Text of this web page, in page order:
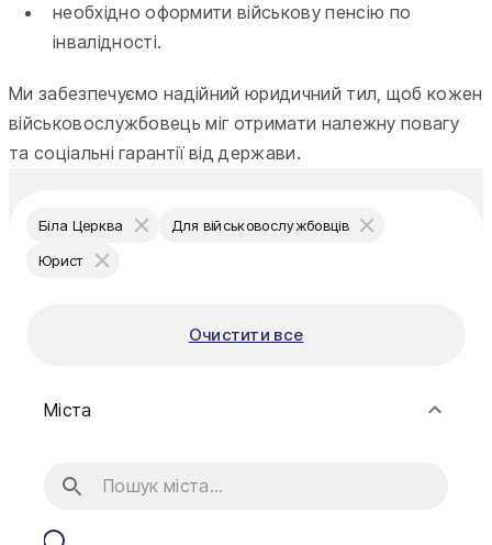
необхідно оформити військову пенсію по
інвалідності.
Ми забезпечуємо надійний юридичний тил, щоб кожен
військовослужбовець міг отримати належну повагу
та соціальні гарантії від держави.
Біла Церква
Для військовослужбовців
Юрист
Очистити все
Міста